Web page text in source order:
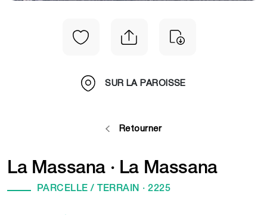
SUR LA PAROISSE
Retourner
La Massana · La Massana
PARCELLE / TERRAIN ·2225